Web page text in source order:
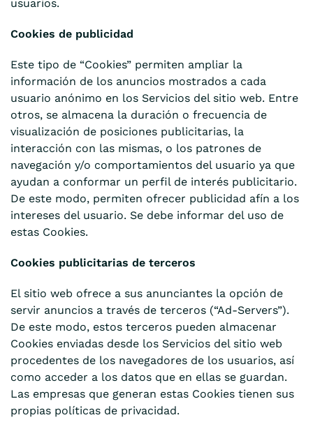
usuarios.
Cookies de publicidad
Este tipo de “Cookies” permiten ampliar la
información de los anuncios mostrados a cada
usuario anónimo en los Servicios del sitio web. Entre
otros, se almacena la duración o frecuencia de
visualización de posiciones publicitarias, la
interacción con las mismas, o los patrones de
navegación y/o comportamientos del usuario ya que
ayudan a conformar un perfil de interés publicitario.
De este modo, permiten ofrecer publicidad afín a los
intereses del usuario. Se debe informar del uso de
estas Cookies.
Cookies publicitarias de terceros
El sitio web ofrece a sus anunciantes la opción de
servir anuncios a través de terceros (“Ad-Servers”).
De este modo, estos terceros pueden almacenar
Cookies enviadas desde los Servicios del sitio web
procedentes de los navegadores de los usuarios, así
como acceder a los datos que en ellas se guardan.
Las empresas que generan estas Cookies tienen sus
propias políticas de privacidad.